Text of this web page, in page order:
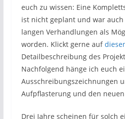
euch zu wissen: Eine
ist nicht geplant und war
langen Verhandlungen als
worden. Klickt gerne auf
Detailbeschreibung des
Nachfolgend hänge ich euch
Ausschreibungszeichnungen
Aufpflasterung und den neuen
Drei Jahre scheinen für solch